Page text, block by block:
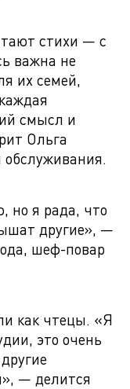
стихи — с
важна не
их семей,
смысл и
Ольга
но я рада, что
другие», —
шеф-повар
как чтецы. «Я
это очень
— делится